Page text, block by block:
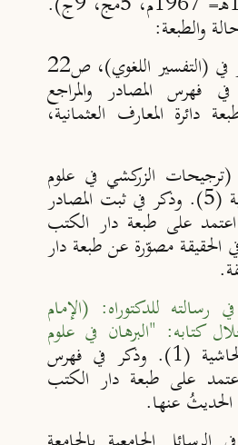
والطبعة:
1) أ.د/ مساعد الطيار في (التفسير اللغوي)، ص22
في فهرس المصادر والمراجع
طبعة دائرة المعارف العثمانية،
(ترجيحات الزركشي في علوم
القرآن)، ص35 الحاشية (5). وذكر في ثبت المصادر
ص568 أنه اعتمد على طبعة دار الكتب
الحقيقة مصوّرة عن طبعة دار
للدكتوراه: (الإمام
كتابه: "البرهان في علوم
ص104 الحاشية (1). وذكر في فهرس
اعتمد على طبعة دار الكتب
عنها.